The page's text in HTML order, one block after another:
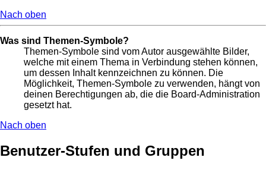
Nach oben
Was sind Themen-Symbole?
Themen-Symbole sind vom Autor ausgewählte Bilder,
welche mit einem Thema in Verbindung stehen können,
um dessen Inhalt kennzeichnen zu können. Die
Möglichkeit, Themen-Symbole zu verwenden, hängt von
deinen Berechtigungen ab, die die Board-Administration
gesetzt hat.
Nach oben
Benutzer-Stufen und Gruppen